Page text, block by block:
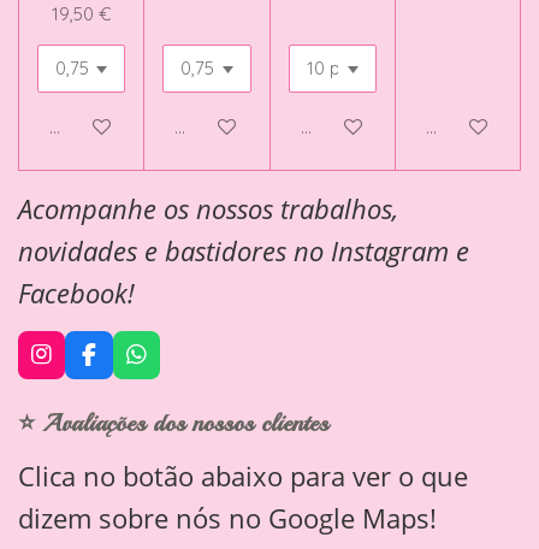
19,50 €
Adicionar ao carrinhoAdicionar ao carrinho
Veja detalhes Adicionar ao
Acompanhe os nossos trabalhos,
novidades e bastidores no Instagram e
Facebook!
I
n
t
g
r
a
F
a
c
e
o
o
k
W
h
t
A
p
p
⭐ Avaliações dos nossos clientes
Clica no botão abaixo para ver o que
dizem sobre nós no Google Maps!